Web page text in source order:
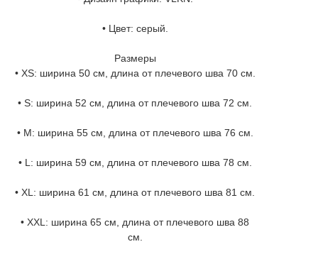
• Цвет: серый.
Размеры
• XS: ширина 50 см, длина от плечевого шва 70 см.
• S: ширина 52 см, длина от плечевого шва 72 см.
• M: ширина 55 см, длина от плечевого шва 76 см.
• L: ширина 59 см, длина от плечевого шва 78 см.
• XL: ширина 61 см, длина от плечевого шва 81 см.
• XXL: ширина 65 см, длина от плечевого шва 88
см.